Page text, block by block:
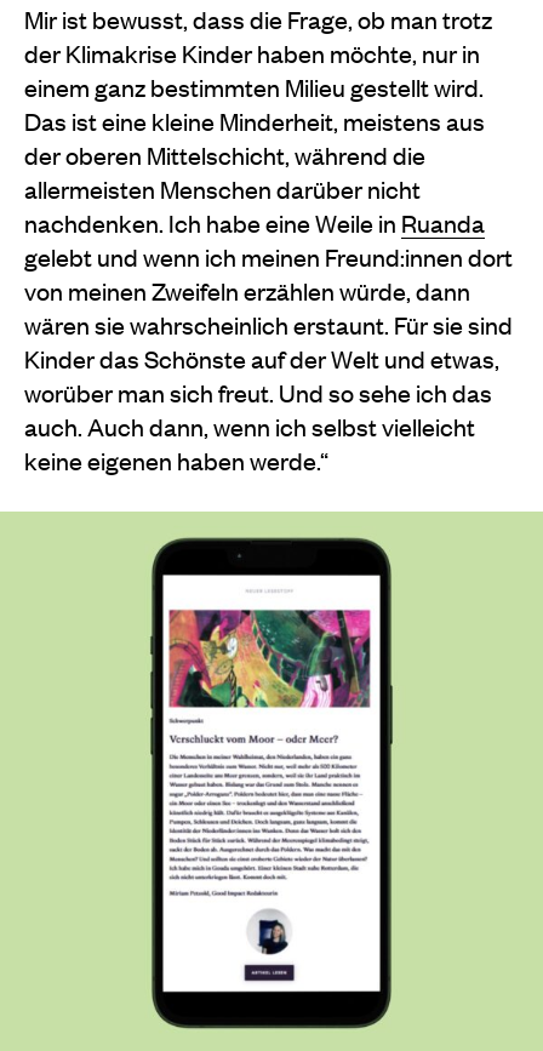
Mir ist bewusst, dass die Frage, ob man trotz
der Klimakrise Kinder haben möchte, nur in
einem ganz bestimmten Milieu gestellt wird.
Das ist eine kleine Minderheit, meistens aus
der oberen Mittelschicht, während die
allermeisten Menschen darüber nicht
nachdenken. Ich habe eine Weile in Ruanda
gelebt und wenn ich meinen Freund:innen dort
von meinen Zweifeln erzählen würde, dann
wären sie wahrscheinlich erstaunt. Für sie sind
Kinder das Schönste auf der Welt und etwas,
worüber man sich freut. Und so sehe ich das
auch. Auch dann, wenn ich selbst vielleicht
keine eigenen haben werde.“